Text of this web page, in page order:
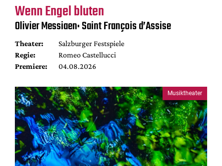
Wenn Engel bluten
Olivier Messiaen: Saint François d’Assise
Theater:
Salzburger Festspiele
Regie:
Romeo Castellucci
Premiere:
04.08.2026
Musiktheater